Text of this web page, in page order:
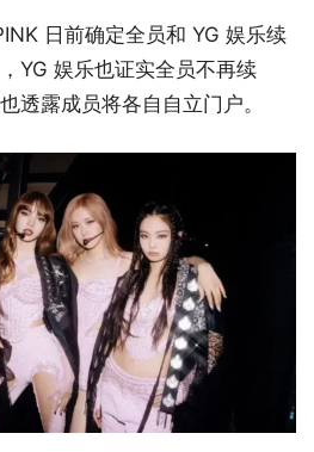
日前确定全员和 YG 娱乐续
YG 娱乐也证实全员不再续
透露成员将各自自立门户。